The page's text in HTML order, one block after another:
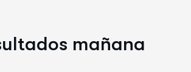
mañana